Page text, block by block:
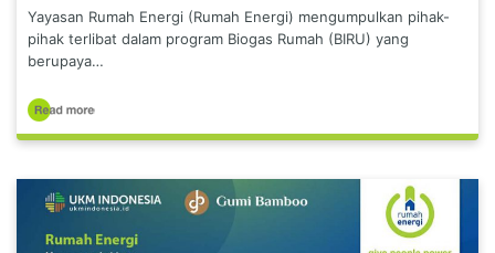
Yayasan Rumah Energi (Rumah Energi) mengumpulkan pihak-
pihak terlibat dalam program Biogas Rumah (BIRU) yang
berupaya…